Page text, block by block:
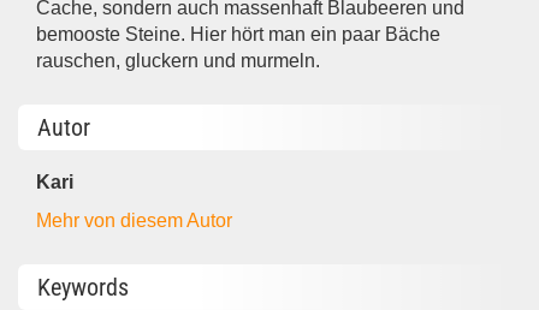
Cache, sondern auch massenhaft Blaubeeren und
bemooste Steine. Hier hört man ein paar Bäche
rauschen, gluckern und murmeln.
Autor
Kari
Mehr von diesem Autor
Keywords